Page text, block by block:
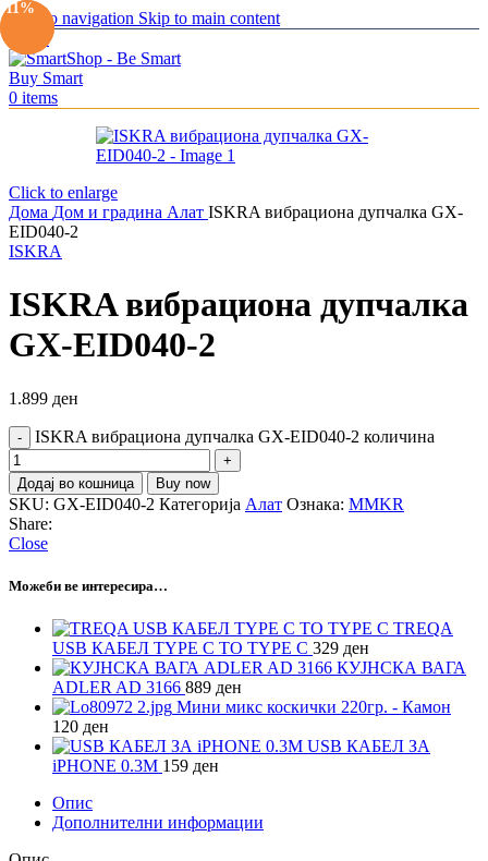
Skip to navigation Skip to main content
0 items
Click to enlarge
Дома Дом и градина Алат ISKRA вибрациона дупчалка GX-
EID040-2
ISKRA
ISKRA вибрациона дупчалка
GX-EID040-2
1.899 ден
ISKRA вибрациона дупчалка GX-EID040-2 количина
Додај во кошница Buy now
SKU: GX-EID040-2 Категорија Алат Ознака: MMKR
Share:
Close
Можеби ве интересира…
TREQA
USB КАБЕЛ TYPE C TO TYPE C 329 ден
КУЈНСКА ВАГА
ADLER AD 3166 889 ден
Мини микс коскички 220гр. - Камон
120 ден
USB КАБЕЛ ЗА
iPHONE 0.3M 159 ден
Опис
Дополнителни информации
-13%
-11%